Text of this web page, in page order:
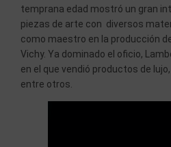
temprana edad mostró un gran
piezas de arte con diversos
como maestro en la producción
Vichy. Ya dominado el oficio,
en el que vendió productos de
entre otros.